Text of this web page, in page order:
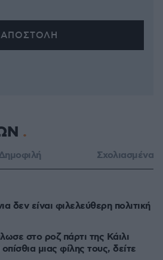
Σχολιασμένα
δεν είναι φιλελεύθερη πολιτική
στο ροζ πάρτι της Κάιλι
μιας φίλης τους, δείτε